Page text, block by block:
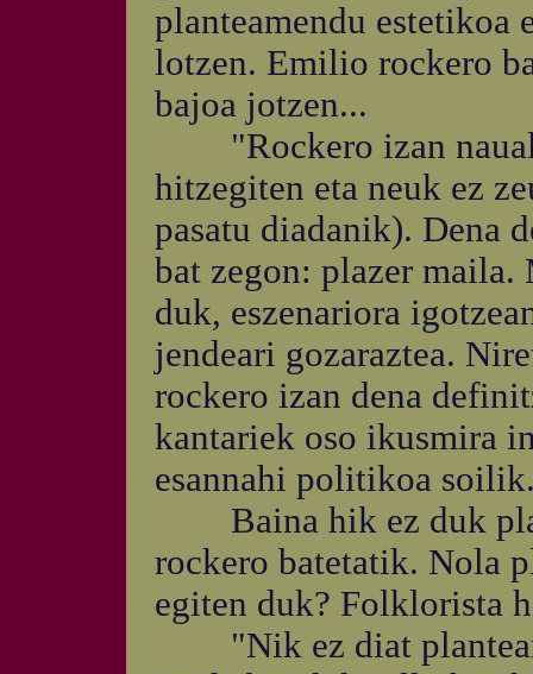
planteamendu
lotzen. Emilio rockero
bajoa jotzen...
"Rockero izan
hitzegiten eta neuk ez
pasatu diadanik). Dena
bat zegon: plazer maila.
duk, eszenariora
jendeari gozaraztea.
rockero izan dena
kantariek oso ikusmira
esannahi politikoa
Baina hik ez duk
rockero batetatik. Nola
egiten duk? Folklorista
"Nik ez diat